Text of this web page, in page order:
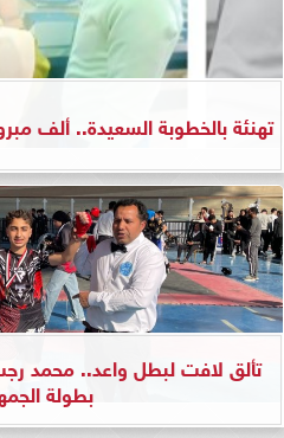
تهنئة بالخطوبة السعيدة.. ألف
تألق لافت لبطل واعد.. محمد
بطولة